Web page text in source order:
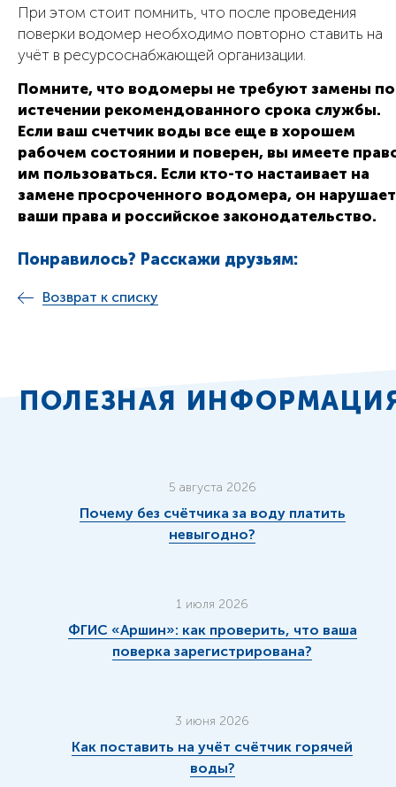
При этом стоит помнить, что после проведения
поверки водомер необходимо повторно ставить на
учёт в ресурсоснабжающей организации.
Помните, что водомеры не требуют замены по
истечении рекомендованного срока службы.
Если ваш счетчик воды все еще в хорошем
рабочем состоянии и поверен, вы имеете
им пользоваться. Если кто-то настаивает на
замене просроченного водомера, он нарушает
ваши права и российское законодательство.
Понравилось? Расскажи друзьям:
Возврат к списку
ПОЛЕЗНАЯ
5 августа 2026
Почему без счётчика за воду платить
невыгодно?
1 июля 2026
ФГИС «Аршин»: как проверить, что ваша
поверка зарегистрирована?
3 июня 2026
Как поставить на учёт счётчик горячей
воды?